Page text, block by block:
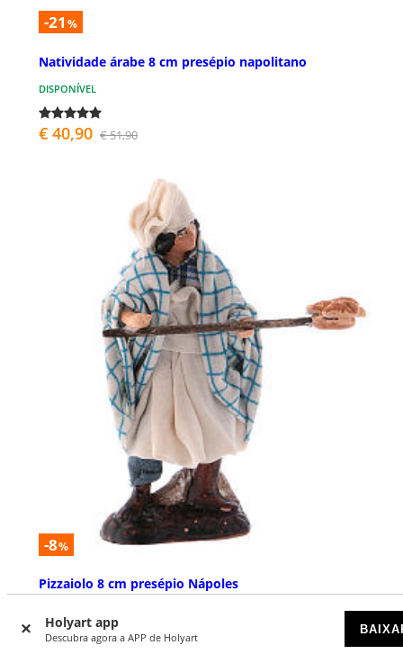
Holyart app
Descubra agora a APP de Holyart
-21 %
Natividade árabe 8 cm presépio napolitano
DISPONÍVEL
€ 40,90 € 51,90
-8%
Pizzaiolo 8 cm presépio Nápoles